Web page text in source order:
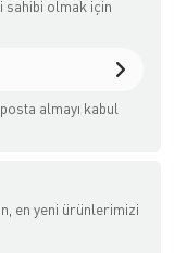
sahibi olmak için
almayı kabul
en yeni ürünlerimizi